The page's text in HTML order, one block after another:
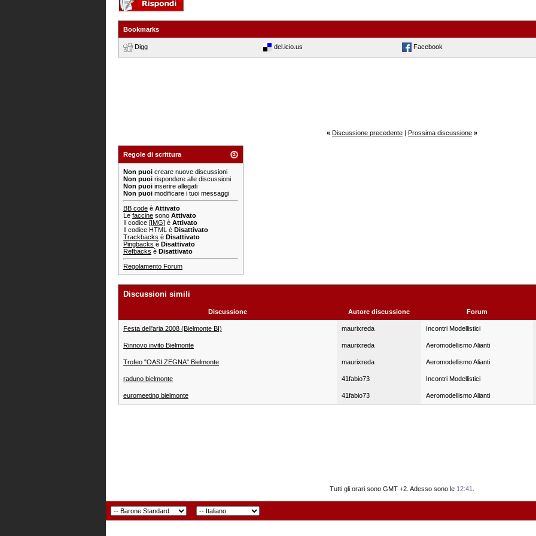
Bookmarks
Digg del.icio.us Facebook
« Discussione precedente | Prossima discussione »
Regole di scrittura
Non puoi creare nuove discussioni
Non puoi rispondere alle discussioni
Non puoi inserire allegati
Non puoi modificare i tuoi messaggi
BB code è Attivato
Le faccine sono Attivato
Il codice [IMG] è Attivato
Il codice HTML è Disattivato
Trackbacks è Disattivato
Pingbacks è Disattivato
Refbacks è Disattivato
Regolamento Forum
Discussioni simili
Discussione Autore discussione Forum
Festa dell'aria 2008 (Bielmonte BI) maurixreda Incontri Modellistici
Rinnovo invito Bielmonte maurixreda Aeromodellismo Alianti
Trofeo "OASI ZEGNA" Bielmonte maurixreda Aeromodellismo Alianti
raduno bielmonte 41fabio73 Incontri Modellistici
euromeeting bielmonte 41fabio73 Aeromodellismo Alianti
Tutti gli orari sono GMT +2. Adesso sono le 12:41